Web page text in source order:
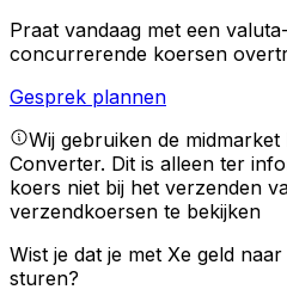
Praat vandaag met een
concurrerende koersen
Gesprek plannen
Wij gebruiken de
Converter. Dit is alleen ter
koers niet bij het verzenden
verzendkoersen te bekijken
Wist je dat je met Xe geld
sturen?